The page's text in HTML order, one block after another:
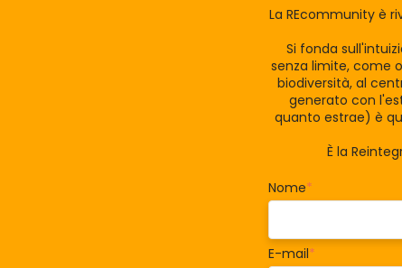
La REcommunity è
Si fonda
senza limite, come
biodiversità, al
generato con
quanto estrae) è
È la
Nome*
E-mail*